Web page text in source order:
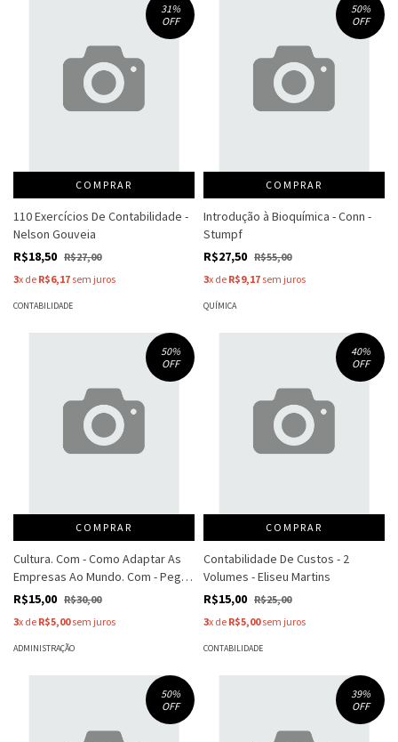
31%
OFF
COMPRAR
110 Exercícios De Contabilidade -
Nelson Gouveia
R$18,50 R$27,00
3x de R$6,17 sem juros
CONTABILIDADE
50%
OFF
COMPRAR
Introdução à Bioquímica - Conn -
Stumpf
R$27,50 R$55,00
3x de R$9,17 sem juros
QUÍMICA
50%
OFF
COMPRAR
Cultura. Com - Como Adaptar As
Empresas Ao Mundo. Com - Peg
Neuhauser - Ray Bender - Kirk
R$15,00 R$30,00
3x de R$5,00sem juros
ADMINISTRAÇÃO
40%
OFF
COMPRAR
Contabilidade De Custos - 2
Volumes - Eliseu Martins
R$15,00 R$25,00
3x de R$5,00sem juros
CONTABILIDADE
50%
OFF
39%
OFF